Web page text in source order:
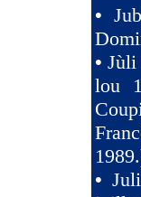
•
•Jùli
lou
•